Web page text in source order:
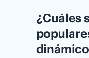
¿Cuáles